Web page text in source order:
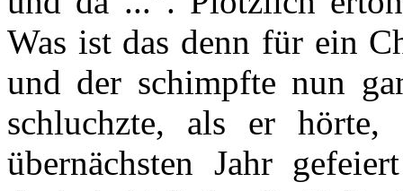
Was ist das denn für ein
und der schimpfte nun
schluchzte, als er
übernächsten Jahr